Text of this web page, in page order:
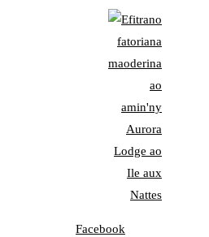
Facebook